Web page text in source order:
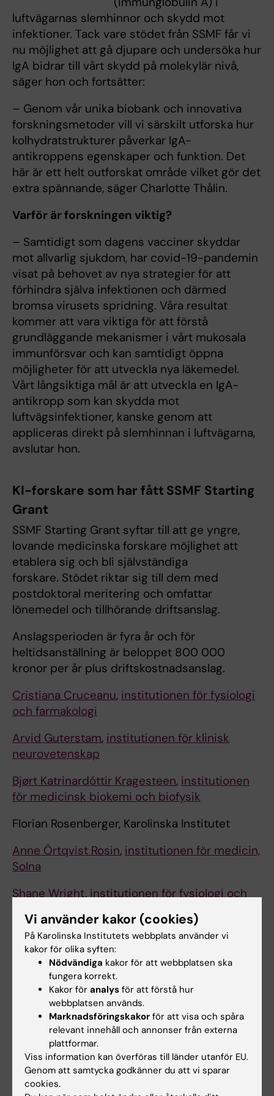
luftvägarnas slemhinnor och skydd mot
infektioner. Tack vare stödet från SSMF får vi
nu möjlighet att gå djupare och undersöka hur
IgA bidrar till vårt skydd på molekylär nivå,
säger hon och fortsätter:
– Genom vår unika biobank och innovativa
forskningsmetoder vill vi särskilt utforska hur
kolhydratstrukturer påverkar IgA-
antikroppens egenskaper och funktion. Det
här är ett helt outforskat område vilket gör det
extra spännande, säger Charlotte Thålin.
Varför är forskningen viktig?
– Samtidigt som dagens vacciner skyddar
mot allvarlig sjukdom, har covid-19-pandemin
visat på behovet av nya strategier för att
förhindra själva infektionen och därmed
bromsa virusets spridning. Våra resultat
kommer att vara viktiga för att förstå
grundläggande mekanismer i vårt mukosala
immunförsvar och kan samtidigt öppna
möjligheter för att utveckla nya läkemedel.
Vårt långsiktiga mål är att utveckla en IgA-
antikropp som kan skydda mot
luftvägsinfektioner, kanske genom att
appliceras direkt på slemhinnan i luftvägarna,
avslutar hon.
KI-forskare som har fått SSMF Starting
Grant
SSMF Starting Grant syftar till att ge yngre,
lovande medicinska forskare möjlighet att
etablera sig och bli självständiga
forskare. Stödet riktar sig till dem med
postdoktoral meritering och omfattar
lönemedel och tillhörande driftsanslag.
Anslagsperioden är fyra år och för
heltidsanställning är beloppet 800 000
kronor per år plus driftskostnadsanslag.
Cristiana Cruceanu, institutionen för fysiologi
och farmakologi
Arvid Guterstam, institutionen för klinisk
neurovetenskap
Bjørt Katrinardóttir Kragesteen, institutionen
för medicinsk biokemi och biofysik
Florian Rosenberger, Karolinska Institutet
Anne Örtqvist Rosin, institutionen för medicin,
Solna
Shane Wright, institutionen för fysiologi och
KI-forskare som har fått SSMF
Postdoctoral Grant
SSMF Postdoctoral Grant syftar till att ge
yngre forskare möjlighet att meritera sig för
att kunna etablera sig som självständiga
forskare. Anslaget är till för postdoktoral
forskning inom medicinsk vetenskap. Totalt
anslagsbelopp under tre år är 3 950 000
kronor.
Vi använder kakor (cookies)
På Karolinska Institutets webbplats använder vi
kakor för olika syften:
Nödvändiga kakor för att webbplatsen ska
fungera korrekt.
Kakor för analys för att förstå hur
webbplatsen används.
Marknadsföringskakor för att visa och spåra
relevant innehåll och annonser från externa
plattformar.
Viss information kan överföras till länder utanför EU.
Genom att samtycka godkänner du att vi sparar
cookies.